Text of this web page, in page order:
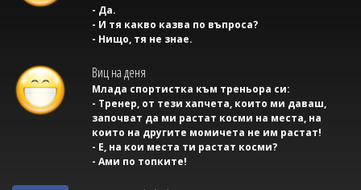
- Да.
- И тя какво казва по въпроса?
- Нищо, тя не знае.
Виц на деня
Млада спортистка към треньора си:
- Тренер, от тези хапчета, които ми даваш,
започват да ми растат косми на места, на
които на другите момичета не им растат!
- Е, на кои места ти растат косми?
- Ами по топките!